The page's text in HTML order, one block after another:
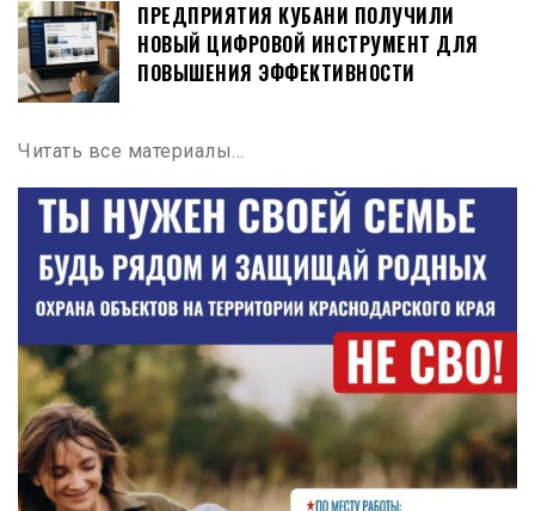
ПРЕДПРИЯТИЯ КУБАНИ ПОЛУЧИЛИ
НОВЫЙ ЦИФРОВОЙ ИНСТРУМЕНТ ДЛЯ
ПОВЫШЕНИЯ ЭФФЕКТИВНОСТИ
Читать все материалы…